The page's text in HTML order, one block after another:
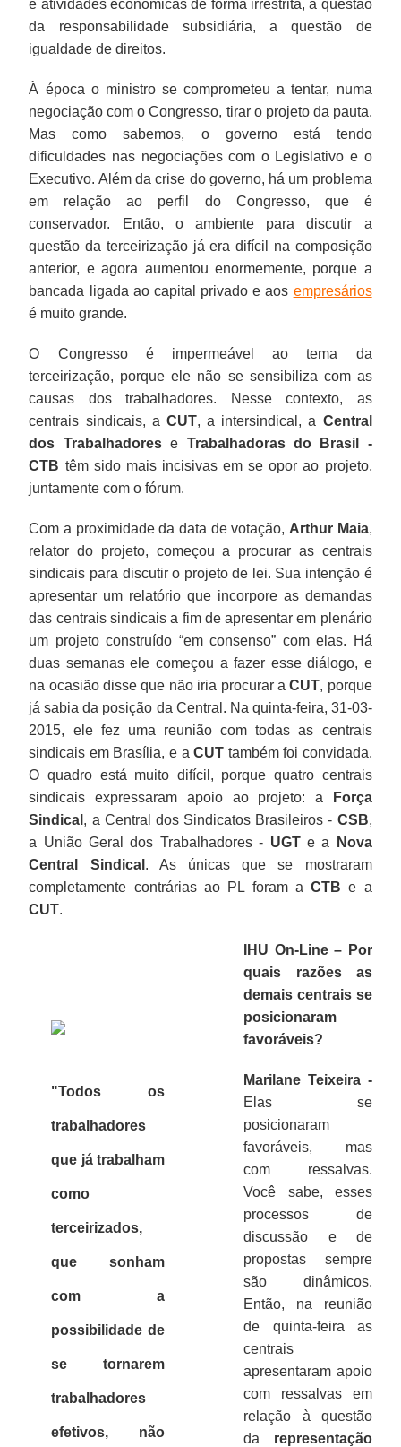
e atividades econômicas de forma irrestrita, a questão
da responsabilidade subsidiária, a questão de
igualdade de direitos.
À época o ministro se comprometeu a tentar, numa
negociação com o Congresso, tirar o projeto da pauta.
Mas como sabemos, o governo está tendo
dificuldades nas negociações com o Legislativo e o
Executivo. Além da crise do governo, há um problema
em relação ao perfil do Congresso, que é
conservador. Então, o ambiente para discutir a
questão da terceirização já era difícil na composição
anterior, e agora aumentou enormemente, porque a
bancada ligada ao capital privado e aos empresários
é muito grande.
O Congresso é impermeável ao tema da
terceirização, porque ele não se sensibiliza com as
causas dos trabalhadores. Nesse contexto, as
centrais sindicais, a CUT, a intersindical, a Central
dos Trabalhadorese Trabalhadoras do Brasil -
CTB têm sido mais incisivas em se opor ao projeto,
juntamente com o fórum.
Com a proximidade da data de votação, Arthur Maia,
relator do projeto, começou a procurar as centrais
sindicais para discutir o projeto de lei. Sua intenção é
apresentar um relatório que incorpore as demandas
das centrais sindicais a fim de apresentar em plenário
um projeto construído “em consenso” com elas. Há
duas semanas ele começou a fazer esse diálogo, e
na ocasião disse que não iria procurar aCUT, porque
já sabia da posição da Central. Na quinta-feira, 31-03-
2015, ele fez uma reunião com todas as centrais
sindicais em Brasília, e aCUT também foi convidada.
O quadro está muito difícil, porque quatro centrais
sindicais expressaram apoio ao projeto: a
Força
Sindical , a Central dos Sindicatos Brasileiros - CSB,
a União Geral dos Trabalhadores - UGTe a
Nova
Central Sindical . As únicas que se mostraram
completamente contrárias ao PL foram aCTB e a
CUT.
"Todos os
trabalhadores
que já trabalham
como
terceirizados,
que sonham
com a
possibilidade de
se tornarem
trabalhadores
efetivos, não
IHU On-Line – Por
quais razões as
demais centrais se
posicionaram
favoráveis?
Marilane Teixeira -
Elas se
posicionaram
favoráveis, mas
com ressalvas.
Você sabe, esses
processos de
discussão e de
propostas sempre
são dinâmicos.
Então, na reunião
de quinta-feira as
centrais
apresentaram apoio
com ressalvas em
relação à questão
da representação